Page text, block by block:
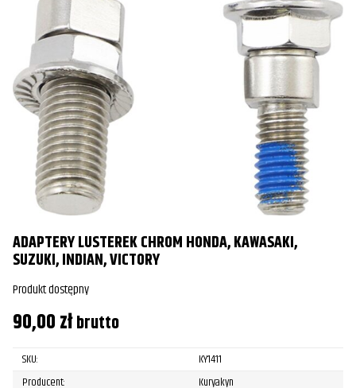
ADAPTERY LUSTEREK CHROM HONDA, KAWASAKI,
SUZUKI, INDIAN, VICTORY
Produkt dostępny
90,00złbrutto
SKU:
KY1411
Producent:
Kuryakyn